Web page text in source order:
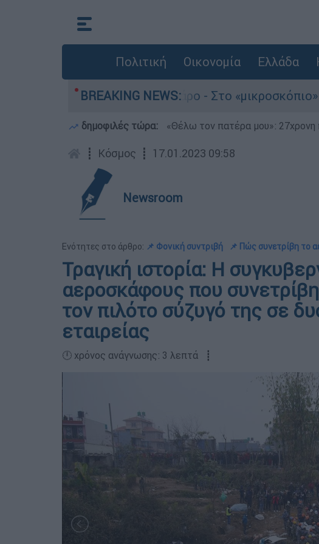
Πολιτική Οικονομία Ελλάδα
BREAKING NEWS:
4χρονου στην Πάρο - Στο «μικροσκόπιο» ο ρόλος
δημοφιλές τώρα: «Θέλω τον πατέρα μου»: 27χρονη
┋ Κόσμος ┋ 17.01.2023 09:58
Newsroom
Ενότητες στο άρθρο: 📌 Φονική συντριβή 📌 Πώς συνετρίβη το
Τραγική ιστορία: Η
αεροσκάφους που
τον πιλότο σύζυγό της σε
εταιρείας
🕛 χρόνος ανάγνωσης: 3 λεπτά ┋